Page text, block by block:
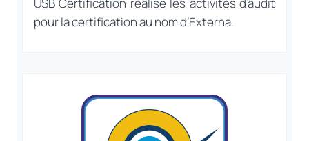
pour la certification au nom d’Externa.